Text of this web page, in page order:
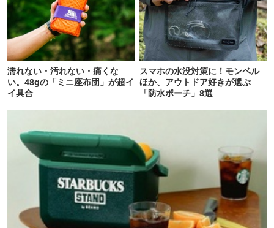
濡れない・汚れない・痛くな
い。48gの「ミニ座布団」が超イ
イ具合
スマホの水没対策に！モンベル
ほか、アウトドア好きが選ぶ
「防水ポーチ」8選